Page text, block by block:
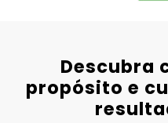
Descubra
propósito e